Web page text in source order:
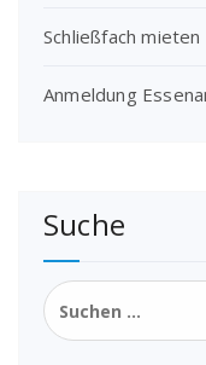
Schließfach mieten
Anmeldung
Suche
Suchen
nach: